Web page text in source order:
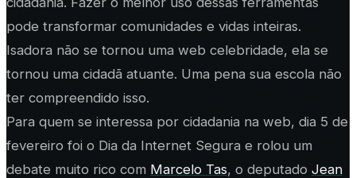
pode transformar comunidades e vidas inteiras.
Isadora não se tornou uma web celebridade, ela se
tornou uma cidadã atuante. Uma pena sua escola não
ter compreendido isso.
Para quem se interessa por cidadania na web, dia 5 de
fevereiro foi o Dia da Internet Segura e rolou um
debate muito rico com Marcelo Tas, o deputado Jean